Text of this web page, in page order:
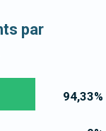
par
94,33%